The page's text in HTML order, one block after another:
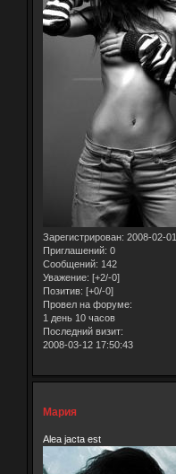
Зарегистрирован: 2008-02-01
Приглашений: 0
Сообщений: 142
Уважение: [+2/-0]
Позитив: [+0/-0]
Провел на форуме:
1 день 10 часов
Последний визит:
2008-03-12 17:50:43
Мария
Alea jacta est